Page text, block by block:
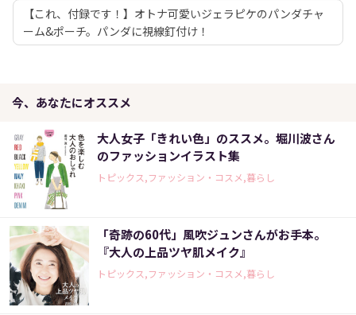
【これ、付録です！】オトナ可愛いジェラピケのパンダチャ
ーム&ポーチ。パンダに視線釘付け！
今、あなたにオススメ
大人女子「きれい色」のススメ。堀川波さん
のファッションイラスト集
トピックス,ファッション・コスメ,暮らし
「奇跡の60代」風吹ジュンさんがお手本。
『大人の上品ツヤ肌メイク』
トピックス,ファッション・コスメ,暮らし